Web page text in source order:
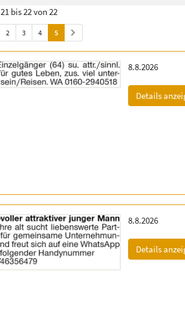
bis 22 von 22
2 3 4 5
8.8.2026
Details
8.8.2026
Details